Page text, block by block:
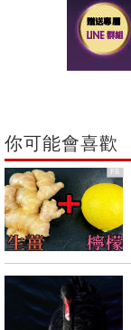
你可能會喜歡
PR